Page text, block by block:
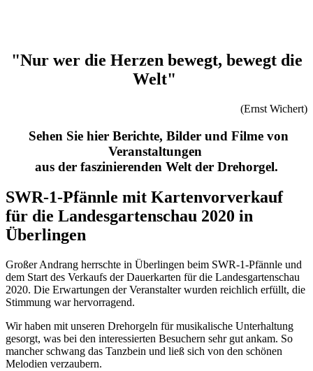
"Nur wer die Herzen bewegt, bewegt die
Welt"
(Ernst Wichert)
Sehen Sie hier Berichte, Bilder und Filme von
Veranstaltungen
aus der faszinierenden Welt der Drehorgel.
SWR-1-Pfännle mit Kartenvorverkauf
für die Landesgartenschau 2020 in
Überlingen
Großer Andrang herrschte in Überlingen beim SWR-1-Pfännle und
dem Start des Verkaufs der Dauerkarten für die Landesgartenschau
2020. Die Erwartungen der Veranstalter wurden reichlich erfüllt, die
Stimmung war hervorragend.
Wir haben mit unseren Drehorgeln für musikalische Unterhaltung
gesorgt, was bei den interessierten Besuchern sehr gut ankam. So
mancher schwang das Tanzbein und ließ sich von den schönen
Melodien verzaubern.